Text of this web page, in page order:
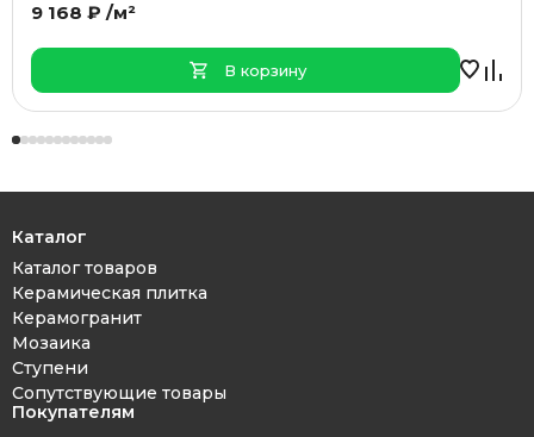
9 168 ₽ /м²
В корзину
Каталог
Каталог товаров
Керамическая плитка
Керамогранит
Мозаика
Ступени
Сопутствующие товары
Покупателям